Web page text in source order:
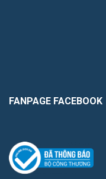
FANPAGE FACEBOOK